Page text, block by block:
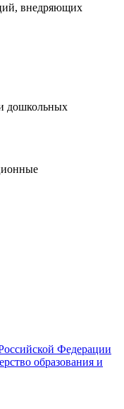
внедряющих
дошкольных
Федерации
образования и